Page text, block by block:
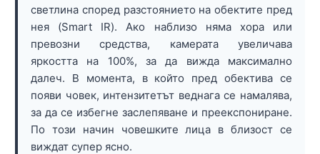
светлина според разстоянието на обектите пред
нея (Smart IR). Ако наблизо няма хора или
превозни средства, камерата увеличава
яркостта на 100%, за да вижда максимално
далеч. В момента, в който пред обектива се
появи човек, интензитетът веднага се намалява,
за да се избегне заслепяване и преекспониране.
По този начин човешките лица в близост се
виждат супер ясно.